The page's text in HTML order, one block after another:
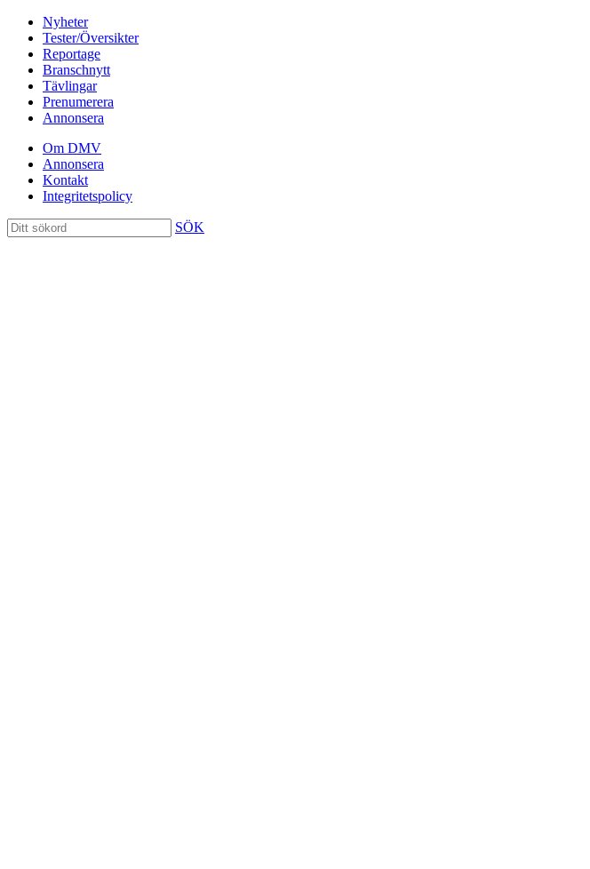
Nyheter
Tester/Översikter
Reportage
Branschnytt
Tävlingar
Prenumerera
Annonsera
Om DMV
Annonsera
Kontakt
Integritetspolicy
SÖK